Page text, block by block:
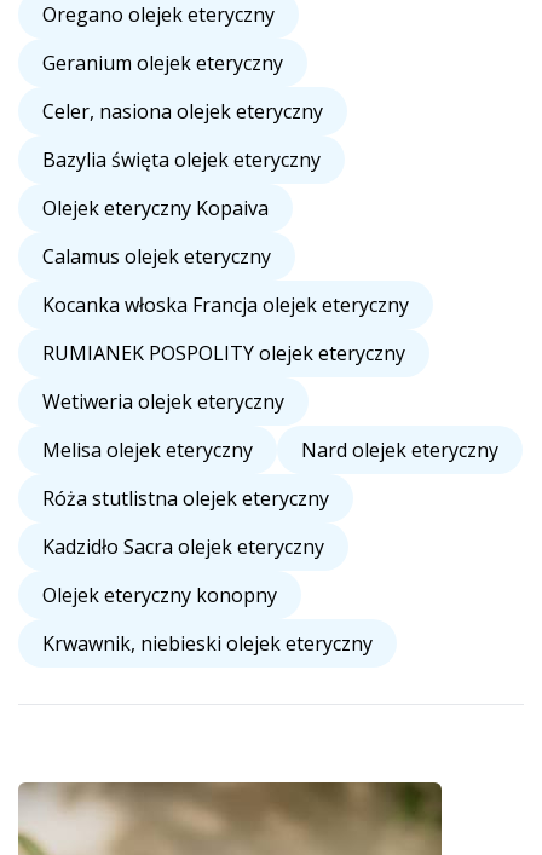
Oregano olejek eteryczny
Geranium olejek eteryczny
Celer, nasiona olejek eteryczny
Bazylia święta olejek eteryczny
Olejek eteryczny Kopaiva
Calamus olejek eteryczny
Kocanka włoska Francja olejek eteryczny
RUMIANEK POSPOLITY olejek eteryczny
Wetiweria olejek eteryczny
Melisa olejek eteryczny
Nard olejek eteryczny
Róża stutlistna olejek eteryczny
Kadzidło Sacra olejek eteryczny
Olejek eteryczny konopny
Krwawnik, niebieski olejek eteryczny